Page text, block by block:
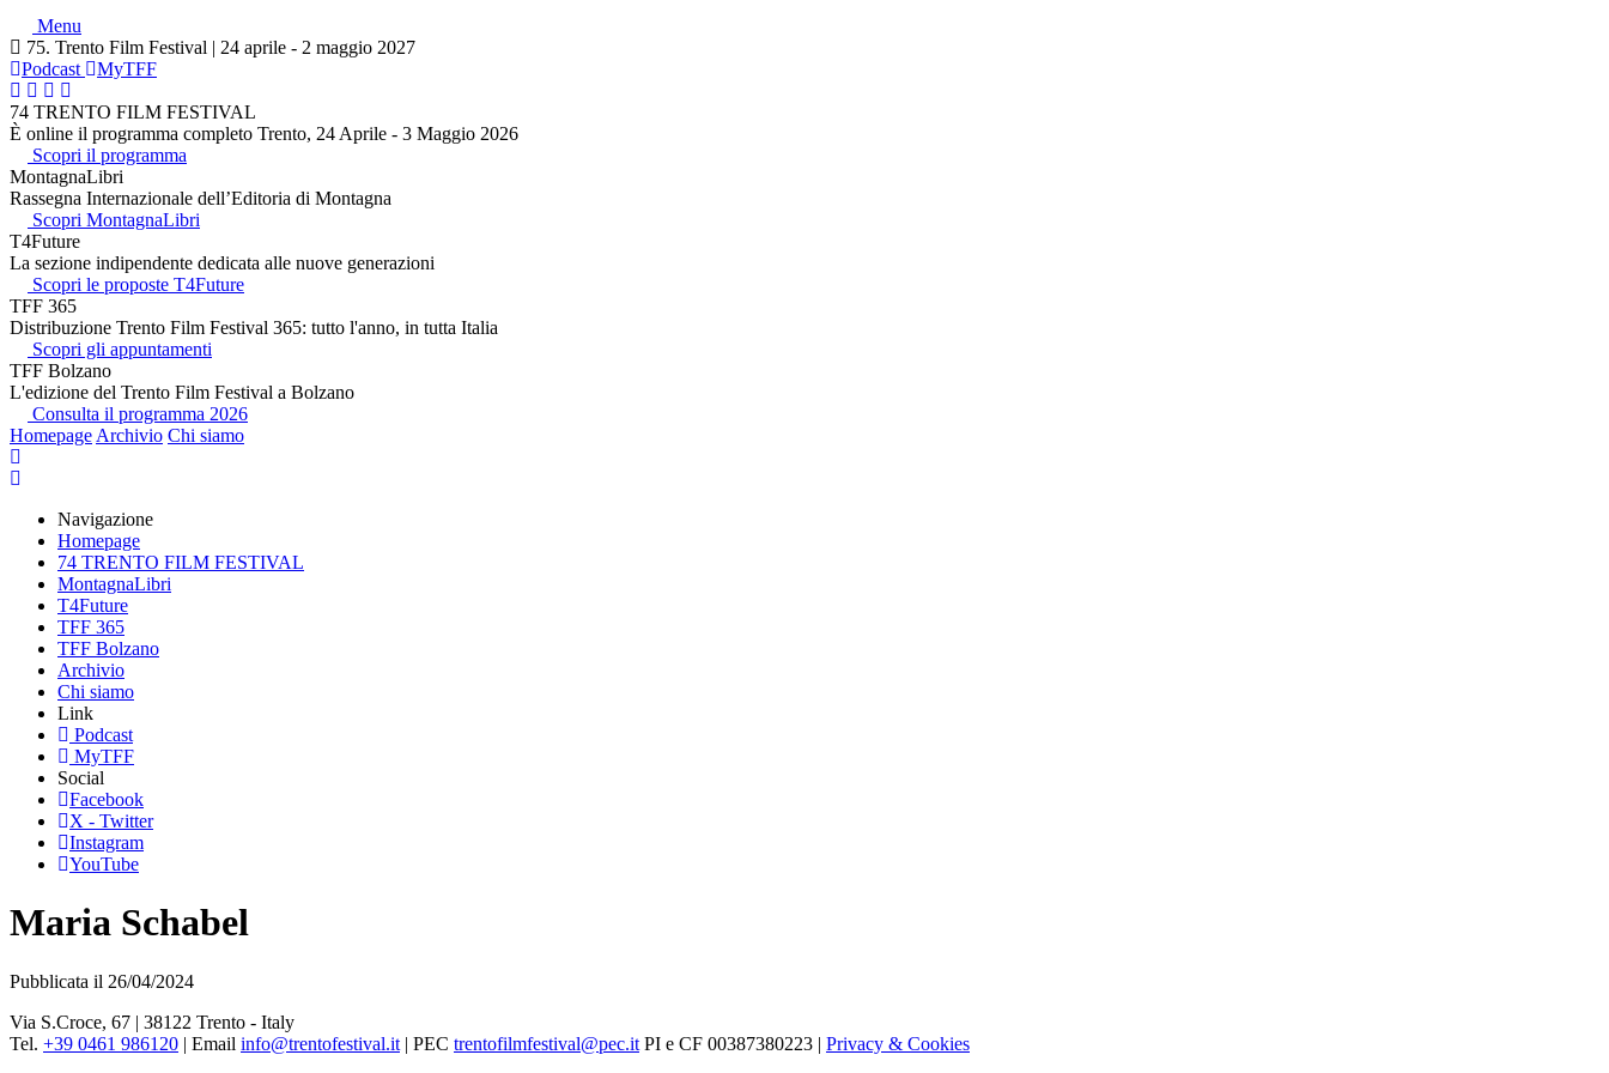
Menu
75. Trento Film Festival | 24 aprile - 2 maggio 2027
Podcast
MyTFF
74 TRENTO FILM FESTIVAL
È online il programma completo Trento, 24 Aprile - 3 Maggio 2026
Scopri il programma
MontagnaLibri
Rassegna Internazionale dell’Editoria di Montagna
Scopri MontagnaLibri
T4Future
La sezione indipendente dedicata alle nuove generazioni
Scopri le proposte T4Future
TFF 365
Distribuzione Trento Film Festival 365: tutto l'anno, in tutta Italia
Scopri gli appuntamenti
TFF Bolzano
L'edizione del Trento Film Festival a Bolzano
Consulta il programma 2026
Homepage Archivio Chi siamo
Navigazione
Homepage
74 TRENTO FILM FESTIVAL
MontagnaLibri
T4Future
TFF 365
TFF Bolzano
Archivio
Chi siamo
Link
Podcast
MyTFF
Social
Facebook
X - Twitter
Instagram
YouTube
Maria Schabel
Pubblicata il 26/04/2024
Via S.Croce, 67 | 38122 Trento - Italy
Tel. +39 0461 986120 | Email info@trentofestival.it | PEC trentofilmfestival@pec.it PI e CF 00387380223 | Privacy & Cookies